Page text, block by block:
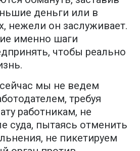
деньги или в
нежели он заслуживает.
именно шаги
чтобы реально
мы не ведем
требуя
работникам, не
суда, пытаясь отменить
не пикетируем